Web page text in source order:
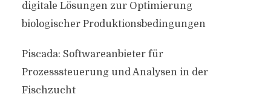
digitale Lösungen zur Optimierung
biologischer Produktionsbedingungen
Piscada: Softwareanbieter für
Prozesssteuerung und Analysen in der
Fischzucht